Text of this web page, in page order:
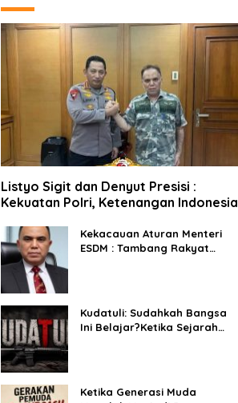
Listyo Sigit dan Denyut Presisi :
Kekuatan Polri, Ketenangan Indonesia
Kekacauan Aturan Menteri
ESDM : Tambang Rakyat
Kudatuli: Sudahkah Bangsa
Ini Belajar?Ketika Sejarah
Ketika Generasi Muda